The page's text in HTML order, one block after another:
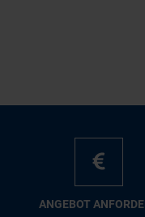
AN­GE­BOT